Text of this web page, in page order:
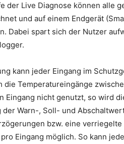
der Live Diagnose können alle
und auf einem Endgerät
Dabei spart sich der Nutzer
kann jeder Eingang im
die Temperatureingänge
Eingang nicht genutzt, so wird
der Warn-, Soll- und
bzw. eine
Eingang möglich. So kann